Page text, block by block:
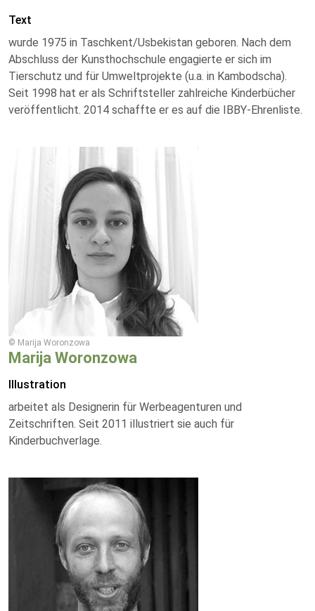
Text
wurde 1975 in Taschkent/Usbekistan geboren. Nach dem
Abschluss der Kunsthochschule engagierte er sich im
Tierschutz und für Umweltprojekte (u.a. in Kambodscha).
Seit 1998 hat er als Schriftsteller zahlreiche Kinderbücher
veröffentlicht. 2014 schaffte er es auf die IBBY-Ehrenliste.
© Marija Woronzowa
Marija Woronzowa
Illustration
arbeitet als Designerin für Werbeagenturen und
Zeitschriften. Seit 2011 illustriert sie auch für
Kinderbuchverlage.